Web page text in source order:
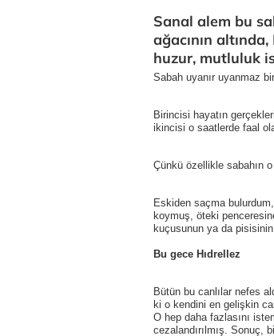
Sanal alem bu
ağacının
huzur, mutluluk
Sabah uyanır uyanmaz
Birincisi hayatın
ikincisi o saatlerde faal
Çünkü özellikle sabahın o
Eskiden saçma
koymuş, öteki
kuçusunun ya da
Bu gece Hıdrellez
Bütün bu canlılar nefes
ki o kendini en gelişkin
O hep daha fazlasını
cezalandırılmış. Sonuç,